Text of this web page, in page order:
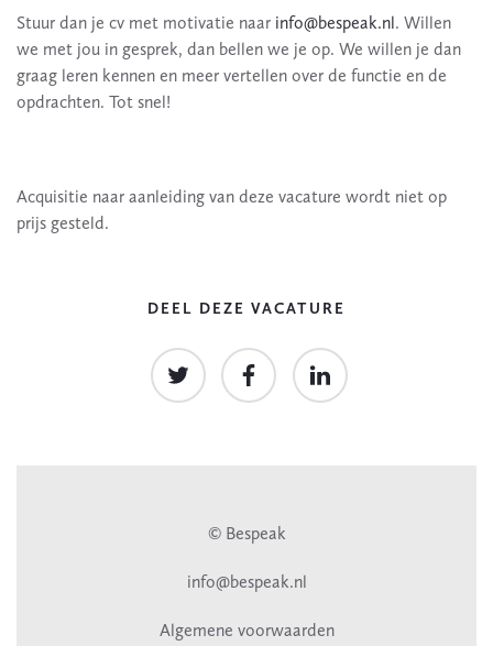
Stuur dan je cv met motivatie naar info@bespeak.nl. Willen
we met jou in gesprek, dan bellen we je op. We willen je dan
graag leren kennen en meer vertellen over de functie en de
opdrachten. Tot snel!
Acquisitie naar aanleiding van deze vacature wordt niet op
prijs gesteld.
DEEL DEZE VACATURE
© Bespeak
info@bespeak.nl
Algemene voorwaarden